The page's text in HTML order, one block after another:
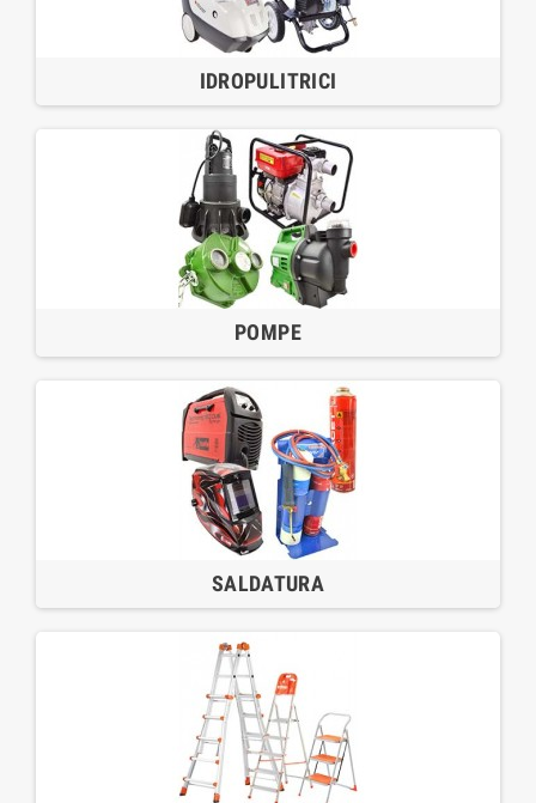
IDROPULITRICI
POMPE
SALDATURA